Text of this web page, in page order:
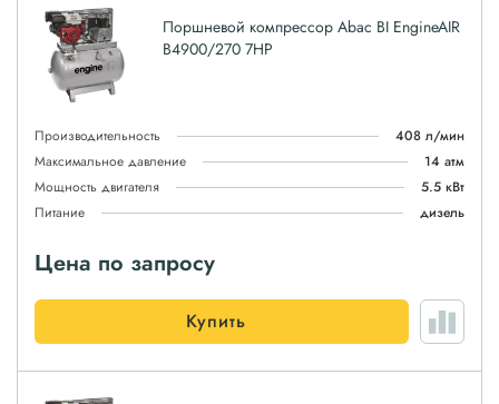
Поршневой компрессор Abac BI EngineAIR
B4900/270 7HP
Производительность
408 л/мин
Максимальное давление
14 атм
Мощность двигателя
5.5 кВт
Питание
дизель
Цена по запросу
Купить